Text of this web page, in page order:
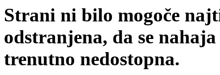
Strani ni bilo mogoče
odstranjena, da se
trenutno nedostopna.